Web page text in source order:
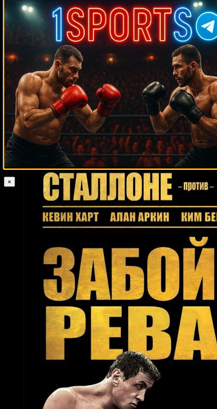
Случайные боксеры
Кассим Оума Владимир Минеев Эдди Нилсон Родриго Насименто
Франк Авелар
Сезар Алан Валенсуэла Каллум Джонсон Брейдис
Кристиан Солано Джесси Магана Роман Мартинес Джо
Смит
Чарльз Мартин Джефф Мейвезер
Джозеф
Паркер
Джозеф Пайфер Хавьер Фортуна Диего Торрес Уильям
Хосе
Пол Сэлмон Адлан Ибрагимов
Тревор Брайан
Консепсьон Веласкес Габриэль Мира Сергей Ковалёв
Хоаким Сильва Роберто Уриас Магомед Абдусаламов
Мухаммед Али Майк Маккаллум
Лиам Смит
Томми Пиакок Хорхе Луис Мунгия Майк Сэпп
Тони Фулиланги
Габриэль Росадо Джин Танни Роб Фонт Хавьер Кастильехо
Трент
Синглетон Рамазан Эмеев Шелби Падвилл Кертсон Мэнсуэлл
×